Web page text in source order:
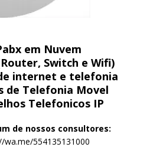
em Nuvem
Switch e Wifi)
internet e telefonia
de Telefonia Movel
Telefonicos IP
de nossos consultores:
wa.me/554135131000